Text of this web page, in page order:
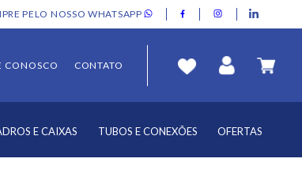
PELO NOSSO WHATSAPP
CONOSCO CONTATO
E CAIXAS TUBOS E CONEXÕES OFERTAS